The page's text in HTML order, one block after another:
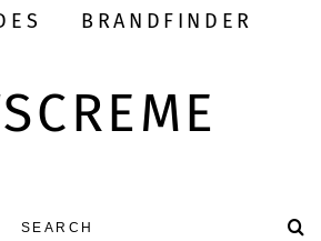
BRANDFINDER